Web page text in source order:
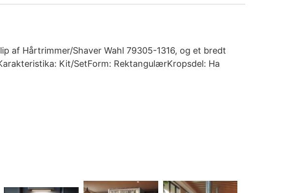
af Hårtrimmer/Shaver Wahl 79305-1316, og et bredt
Kit/SetForm: RektangulærKropsdel: Ha